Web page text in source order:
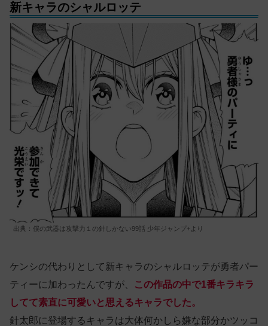
新キャラのシャルロッテ
出典：僕の武器は攻撃力１の針しかない99話 少年ジャンプ+より
ケンシの代わりとして新キャラのシャルロッテが勇者パー
ティーに加わったんですが、
この作品の中で1番キラキラ
してて素直に可愛いと思えるキャラでした。
針太郎に登場するキャラは大体何かしら嫌な部分かツッコ